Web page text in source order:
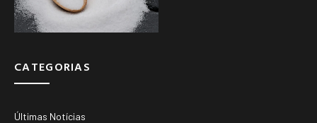
CATEGORIAS
Últimas Notícias